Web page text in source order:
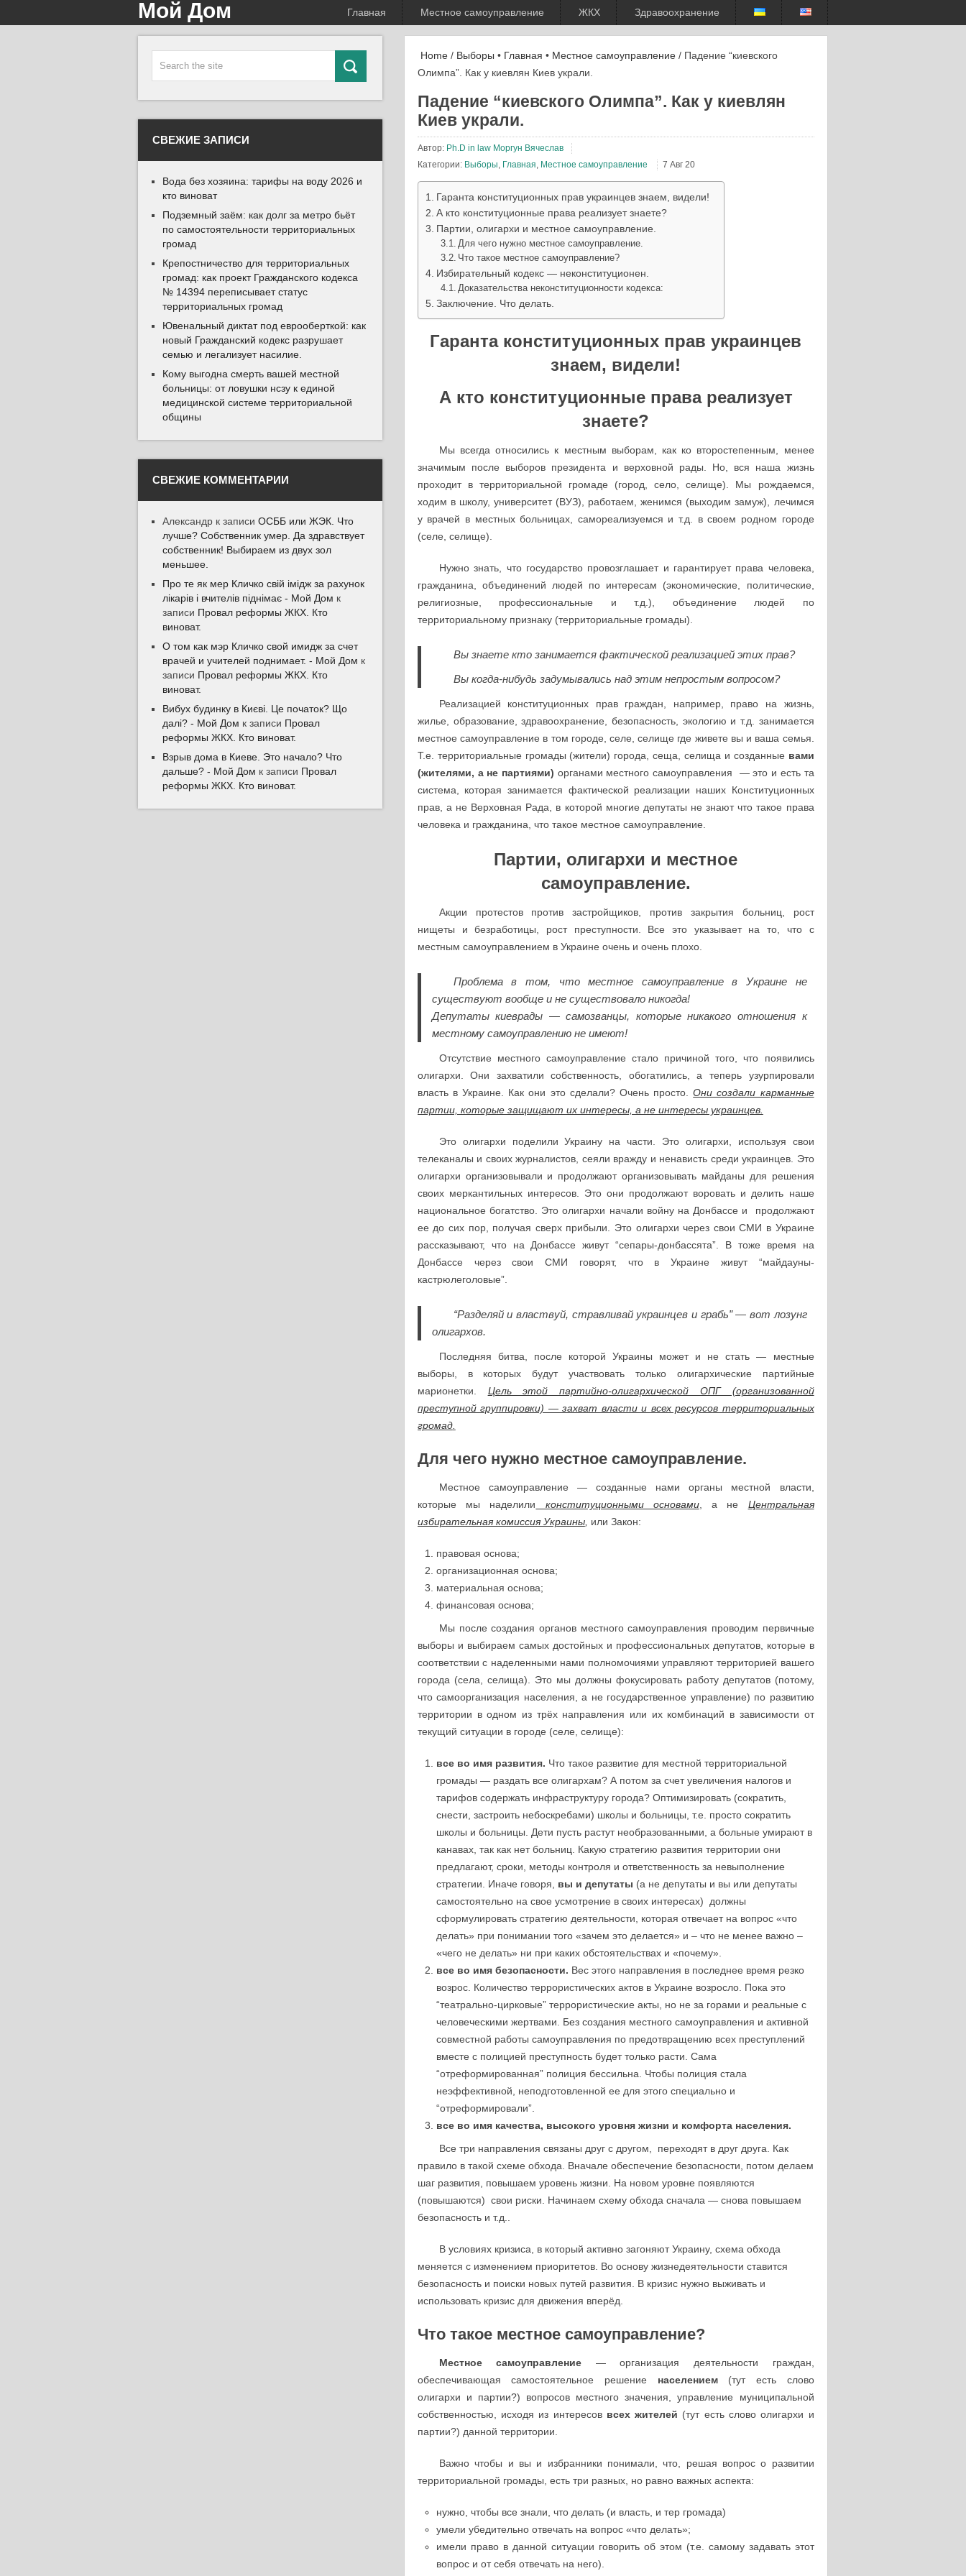
Главная Местное самоуправление ЖКХ Здравоохранение
Мой Дом
Home/ Выборы • Главная • Местное самоуправление/ Падение “киевского
Олимпа”. Как у киевлян Киев украли.
Падение “киевского Олимпа”. Как у киевлян
Киев украли.
Автор: Ph.D in law Моргун Вячеслав
Категории: Выборы, Главная, Местное самоуправление 7 Авг 20
Гаранта конституционных прав украинцев знаем, видели!
А кто конституционные права реализует знаете?
Партии, олигархи и местное самоуправление.
Для чего нужно местное самоуправление.
Что такое местное самоуправление?
Избирательный кодекс — неконституционен.
Доказательства неконституционности кодекса:
Заключение. Что делать.
Гаранта конституционных прав украинцев
знаем, видели!
А кто конституционные права реализует
знаете?
Мы всегда относились к местным выборам, как ко второстепенным, менее
значимым после выборов президента и верховной рады. Но, вся наша жизнь
проходит в территориальной громаде (город, село, селище). Мы рождаемся,
ходим в школу, университет (ВУЗ), работаем, женимся (выходим замуж), лечимся
у врачей в местных больницах, самореализуемся и т.д. в своем родном городе
(селе, селище).
Нужно знать, что государство провозглашает и гарантирует права человека,
гражданина, объединений людей по интересам (экономические, политические,
религиозные, профессиональные и т.д.), объединение людей по
территориальному признаку (территориальные громады).
Вы знаете кто занимается фактической реализацией этих прав?
Вы когда-нибудь задумывались над этим непростым вопросом?
Реализацией конституционных прав граждан, например, право на жизнь,
жилье, образование, здравоохранение, безопасность, экологию и т.д. занимается
местное самоуправление в том городе, селе, селище где живете вы и ваша семья.
Т.е. территориальные громады (жители) города, сеща, селища и созданные вами
(жителями, а не партиями) органами местного самоуправления — это и есть та
система, которая занимается фактической реализации наших Конституционных
прав, а не Верховная Рада, в которой многие депутаты не знают что такое права
человека и гражданина, что такое местное самоуправление.
Партии, олигархи и местное
самоуправление.
Акции протестов против застройщиков, против закрытия больниц, рост
нищеты и безработицы, рост преступности. Все это указывает на то, что с
местным самоуправлением в Украине очень и очень плохо.
Проблема в том, что местное самоуправление в Украине не
существуют вообще и не существовало никогда!
Депутаты киеврады — самозванцы, которые никакого отношения к
местному самоуправлению не имеют!
Отсутствие местного самоуправление стало причиной того, что появились
олигархи. Они захватили собственность, обогатились, а теперь узурпировали
власть в Украине. Как они это сделали? Очень просто.Они создали карманные
партии, которые защищают их интересы, а не интересы украинцев.
Это олигархи поделили Украину на части. Это олигархи, используя свои
телеканалы и своих журналистов, сеяли вражду и ненависть среди украинцев. Это
олигархи организовывали и продолжают организовывать майданы для решения
своих меркантильных интересов. Это они продолжают воровать и делить наше
национальное богатство. Это олигархи начали войну на Донбассе и продолжают
ее до сих пор, получая сверх прибыли. Это олигархи через свои СМИ в Украине
рассказывают, что на Донбассе живут “сепары-донбассята”. В тоже время на
Донбассе через свои СМИ говорят, что в Украине живут “майдауны-
кастрюлеголовые”.
“Разделяй и властвуй, стравливай украинцев и грабь” — вот лозунг
олигархов.
Последняя битва, после которой Украины может и не стать — местные
выборы, в которых будут участвовать только олигархические партийные
марионетки. Цель этой партийно-олигархической ОПГ (организованной
преступной группировки) — захват власти и всех ресурсов территориальных
громад.
Для чего нужно местное самоуправление.
Местное самоуправление — созданные нами органы местной власти,
которые мы наделили конституционными основами, а не
Центральная
избирательная комиссия Украины, или Закон:
правовая основа;
организационная основа;
материальная основа;
финансовая основа;
Мы после создания органов местного самоуправления проводим первичные
выборы и выбираем самых достойных и профессиональных депутатов, которые в
соответствии с наделенными нами полномочиями управляют территорией вашего
города (села, селища). Это мы должны фокусировать работу депутатов (потому,
что самоорганизация населения, а не государственное управление) по развитию
территории в одном из трёх направления или их комбинаций в зависимости от
текущий ситуации в городе (селе, селище):
все во имя развития. Что такое развитие для местной территориальной
громады — раздать все олигархам? А потом за счет увеличения налогов и
тарифов содержать инфраструктуру города? Оптимизировать (сократить,
снести, застроить небоскребами) школы и больницы, т.е. просто сократить
школы и больницы. Дети пусть растут необразованными, а больные умирают в
канавах, так как нет больниц. Какую стратегию развития территории они
предлагают, сроки, методы контроля и ответственность за невыполнение
стратегии. Иначе говоря, вы и депутаты (а не депутаты и вы или депутаты
самостоятельно на свое усмотрение в своих интересах) должны
сформулировать стратегию деятельности, которая отвечает на вопрос «что
делать» при понимании того «зачем это делается» и – что не менее важно –
«чего не делать» ни при каких обстоятельствах и «почему».
все во имя безопасности. Вес этого направления в последнее время резко
возрос. Количество террористических актов в Украине возросло. Пока это
“театрально-цирковые” террористические акты, но не за горами и реальные с
человеческими жертвами. Без создания местного самоуправления и активной
совместной работы самоуправления по предотвращению всех преступлений
вместе с полицией преступность будет только расти. Сама
“отреформированная” полиция бессильна. Чтобы полиция стала
неэффективной, неподготовленной ее для этого специально и
“отреформировали”.
все во имя качества, высокого уровня жизни и комфорта населения.
Все три направления связаны друг с другом, переходят в друг друга. Как
правило в такой схеме обхода. Вначале обеспечение безопасности, потом делаем
шаг развития, повышаем уровень жизни. На новом уровне появляются
(повышаются) свои риски. Начинаем схему обхода сначала — снова повышаем
безопасность и т.д..
В условиях кризиса, в который активно загоняют Украину, схема обхода
меняется с изменением приоритетов. Во основу жизнедеятельности ставится
безопасность и поиски новых путей развития. В кризис нужно выживать и
использовать кризис для движения вперёд.
Что такое местное самоуправление?
Местное самоуправление — организация деятельности граждан,
обеспечивающая самостоятельное решение населением (тут есть слово
олигархи и партии?) вопросов местного значения, управление муниципальной
собственностью, исходя из интересов всех жителей (тут есть слово олигархи и
партии?) данной территории.
Важно чтобы и вы и избранники понимали, что, решая вопрос о развитии
территориальной громады, есть три разных, но равно важных аспекта:
нужно, чтобы все знали, что делать (и власть, и тер громада)
умели убедительно отвечать на вопрос «что делать»;
имели право в данной ситуации говорить об этом (т.е. самому задавать этот
вопрос и от себя отвечать на него).
СВЕЖИЕ ЗАПИСИ
Вода без хозяина: тарифы на воду 2026 и
кто виноват
Подземный заём: как долг за метро бьёт
по самостоятельности территориальных
громад
Крепостничество для территориальных
громад: как проект Гражданского кодекса
№ 14394 переписывает статус
территориальных громад
Ювенальный диктат под еврооберткой: как
новый Гражданский кодекс разрушает
семью и легализует насилие.
Кому выгодна смерть вашей местной
больницы: от ловушки нсзу к единой
медицинской системе территориальной
общины
СВЕЖИЕ КОММЕНТАРИИ
Александр к записиОСББ или ЖЭК. Что
лучше? Собственник умер. Да здравствует
собственник! Выбираем из двух зол
меньшее.
Про те як мер Кличко свій імідж за рахунок
лікарів і вчителів піднімає - Мой Дом к
записи Провал реформы ЖКХ. Кто
виноват.
О том как мэр Кличко свой имидж за счет
врачей и учителей поднимает. - Мой Дом к
записи Провал реформы ЖКХ. Кто
виноват.
Вибух будинку в Києві. Це початок? Що
далі? - Мой Дом к записи Провал
реформы ЖКХ. Кто виноват.
Взрыв дома в Киеве. Это начало? Что
дальше? - Мой Дом к записи Провал
реформы ЖКХ. Кто виноват.